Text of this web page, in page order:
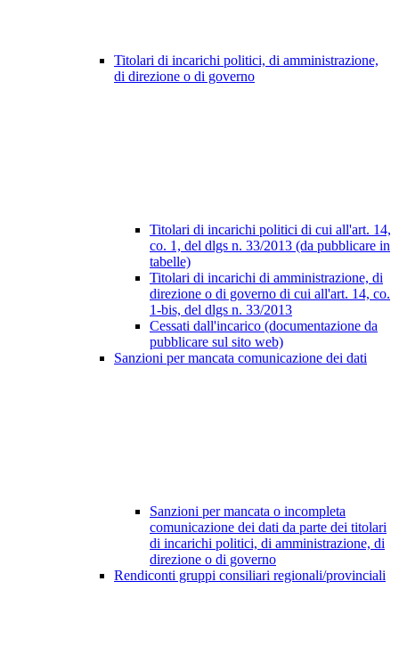
Titolari di incarichi politici, di amministrazione,
di direzione o di governo
Titolari di incarichi politici di cui all'art. 14,
co. 1, del dlgs n. 33/2013 (da pubblicare in
tabelle)
Titolari di incarichi di amministrazione, di
direzione o di governo di cui all'art. 14, co.
1-bis, del dlgs n. 33/2013
Cessati dall'incarico (documentazione da
pubblicare sul sito web)
Sanzioni per mancata comunicazione dei dati
Sanzioni per mancata o incompleta
comunicazione dei dati da parte dei titolari
di incarichi politici, di amministrazione, di
direzione o di governo
Rendiconti gruppi consiliari regionali/provinciali